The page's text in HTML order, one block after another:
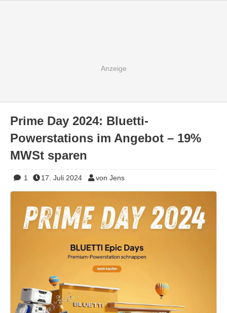
Prime Day 2024: Bluetti-
Powerstations im Angebot – 19%
MWSt sparen
1 17. Juli 2024 von Jens